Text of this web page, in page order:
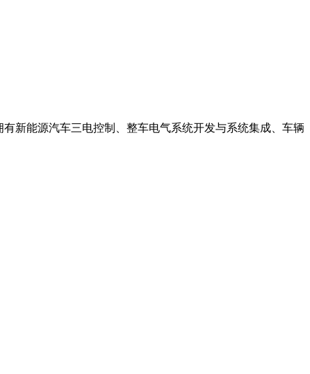
新能源汽车三电控制、整车电气系统开发与系统集成、车辆